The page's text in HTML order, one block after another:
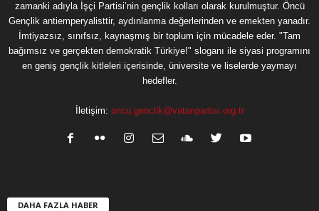
zamanki adıyla İşçi Partisi’nin gençlik kolları olarak kurulmuştur. Öncü
Gençlik antiemperyalisttir, aydınlanma değerlerinden ve emekten yanadır.
İmtiyazsız, sınıfsız, kaynaşmış bir toplum için mücadele eder. "Tam
bağımsız ve gerçekten demokratik Türkiye!" sloganı ile siyasi programını
en geniş gençlik kitleleri içerisinde, üniversite ve liselerde yaymayı
hedefler.
İletişim: oncu.genclik@vatanpartisi.org.tr
DAHA FAZLA HABER